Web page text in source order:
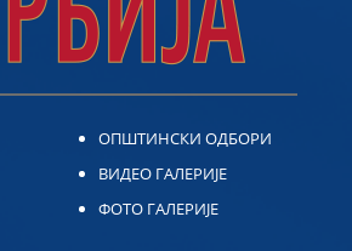
ОПШТИНСКИ ОДБОРИ
ВИДЕО ГАЛЕРИЈЕ
ФОТО ГАЛЕРИЈЕ